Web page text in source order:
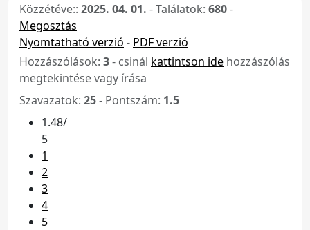
Közzétéve:: 2025. 04. 01. -Találatok: 680-
Megosztás
Nyomtatható verzió - PDF verzió
Hozzászólások: 3- csinál kattintson ide hozzászólás
megtekintése vagy írása
Szavazatok: 25- Pontszám: 1.5
1.48/
5
1
2
3
4
5